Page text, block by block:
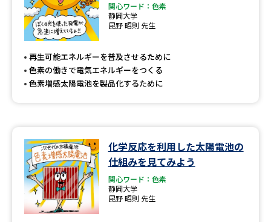
関心ワード：色素
静岡大学
昆野 昭則 先生
再生可能エネルギーを普及させるために
色素の働きで電気エネルギーをつくる
色素増感太陽電池を製品化するために
化学反応を利用した太陽電池の
仕組みを見てみよう
関心ワード：色素
静岡大学
昆野 昭則 先生